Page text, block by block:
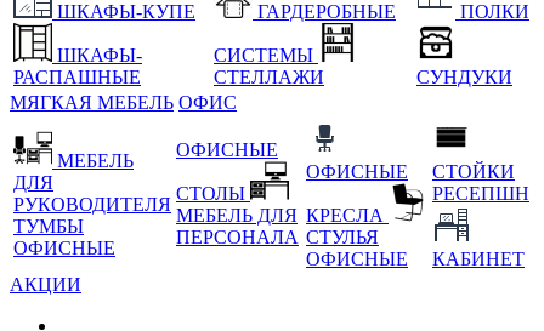
ШКАФЫ-КУПЕ
ШКАФЫ-
РАСПАШНЫЕ
ГАРДЕРОБНЫЕ
СИСТЕМЫ
СТЕЛЛАЖИ
ПОЛКИ
СУНДУКИ
МЯГКАЯ МЕБЕЛЬ ОФИС
МЕБЕЛЬ
ДЛЯ
РУКОВОДИТЕЛЯ
ТУМБЫ
ОФИСНЫЕ
ОФИСНЫЕ
СТОЛЫ
МЕБЕЛЬ ДЛЯ
ПЕРСОНАЛА
ОФИСНЫЕ
КРЕСЛА
СТУЛЬЯ
ОФИСНЫЕ
СТОЙКИ
РЕСЕПШН
КАБИНЕТ
АКЦИИ